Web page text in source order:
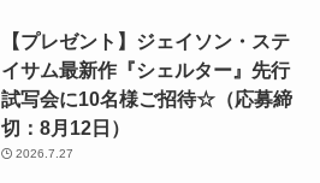
【プレゼント】ジェイソン・ステ
イサム最新作『シェルター』先行
試写会に10名様ご招待☆（応募締
切：8月12日）
2026.7.27